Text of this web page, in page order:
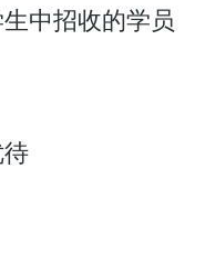
中招收的学员